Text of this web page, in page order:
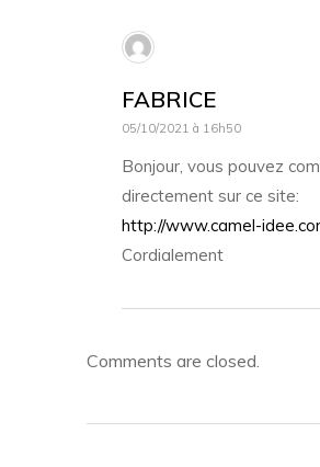
FABRICE
05/10/2021 à 16h50
Bonjour, vous pouvez
directement sur ce site:
http://www.camel-
Cordialement
Comments are closed.